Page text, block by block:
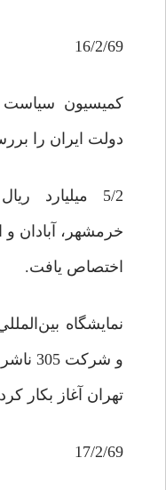
16/2/69
کميسيون سياست
دولت ايران را
5/2 ميليارد
خرمشهر، آبادان و
اختصاص يافت.
نمايشگاه
و شرکت 305 ناشر جهان در
تهران آغاز بکار
17/2/69